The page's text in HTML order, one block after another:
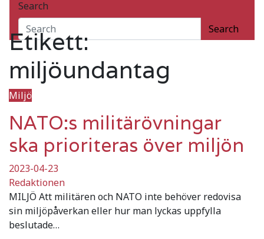
Search
Search
miljöundantag
Etikett:
miljöundantag
Miljö
NATO:s militärövningar
ska prioriteras över miljön
2023-04-23
Redaktionen
MILJÖ Att militären och NATO inte behöver redovisa
sin miljöpåverkan eller hur man lyckas uppfylla
beslutade…